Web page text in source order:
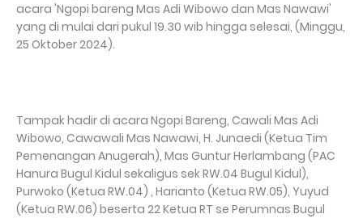
acara 'Ngopi bareng Mas Adi Wibowo dan Mas Nawawi'
yang di mulai dari pukul 19.30 wib hingga selesai, (Minggu,
25 Oktober 2024).
Tampak hadir di acara Ngopi Bareng, Cawali Mas Adi
Wibowo, Cawawali Mas Nawawi, H. Junaedi (Ketua Tim
Pemenangan Anugerah), Mas Guntur Herlambang (PAC
Hanura Bugul Kidul sekaligus sek RW.04 Bugul Kidul),
Purwoko (Ketua RW.04) , Harianto (Ketua RW.05), Yuyud
(Ketua RW.06) beserta 22 Ketua RT se Perumnas Bugul